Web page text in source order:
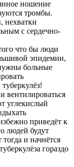
ношение
тромбы.
нехватки
с сердечно-
что бы люди
эпидемии,
больные
вентилироваться
углекислый
приведёт к
людей будут
и начнётся
гораздо